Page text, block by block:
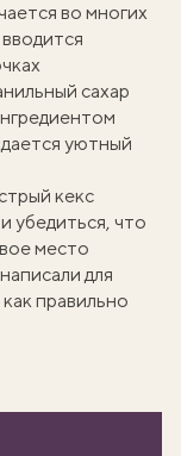
во многих
сахар
уютный
кекс
и убедиться, что
место
для
как правильно